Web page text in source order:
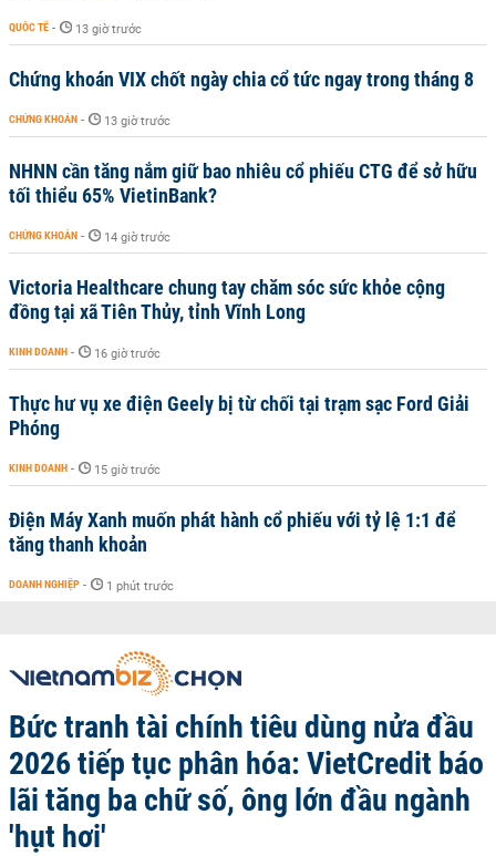
QUỐC TẾ - 13 giờ trước
Chứng khoán VIX chốt ngày chia cổ tức ngay trong tháng 8
CHỨNG KHOÁN - 13 giờ trước
NHNN cần tăng nắm giữ bao nhiêu cổ phiếu CTG để sở hữu
tối thiểu 65% VietinBank?
CHỨNG KHOÁN - 14 giờ trước
Victoria Healthcare chung tay chăm sóc sức khỏe cộng
đồng tại xã Tiên Thủy, tỉnh Vĩnh Long
KINH DOANH - 16 giờ trước
Thực hư vụ xe điện Geely bị từ chối tại trạm sạc Ford Giải
Phóng
KINH DOANH - 15 giờ trước
Điện Máy Xanh muốn phát hành cổ phiếu với tỷ lệ 1:1 để
tăng thanh khoản
DOANH NGHIỆP - 1 phút trước
Bức tranh tài chính tiêu dùng nửa đầu
2026 tiếp tục phân hóa: VietCredit báo
lãi tăng ba chữ số, ông lớn đầu ngành
'hụt hơi'